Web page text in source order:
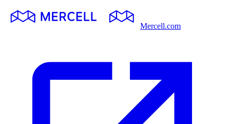
Mercell.com